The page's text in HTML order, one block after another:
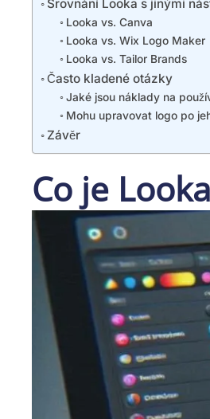
Srovnání Looka s jinými
Looka vs. Canva
Looka vs. Wix Logo Maker
Looka vs. Tailor Brands
Často kladené otázky
Jaké jsou náklady na
Mohu upravovat logo po
Závěr
Co je